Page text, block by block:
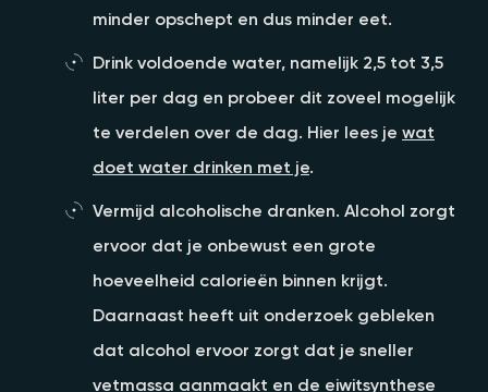
minder opschept en dus minder eet.
Drink voldoende water, namelijk 2,5 tot 3,5
liter per dag en probeer dit zoveel mogelijk
te verdelen over de dag. Hier lees je wat
doet water drinken met je.
Vermijd alcoholische dranken. Alcohol zorgt
ervoor dat je onbewust een grote
hoeveelheid calorieën binnen krijgt.
Daarnaast heeft uit onderzoek gebleken
dat alcohol ervoor zorgt dat je sneller
vetmassa aanmaakt en de eiwitsynthese